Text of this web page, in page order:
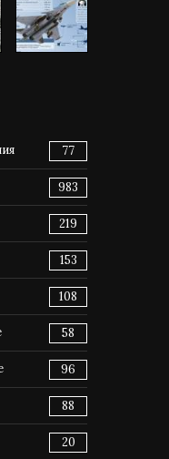
77
983
219
153
108
58
96
88
20